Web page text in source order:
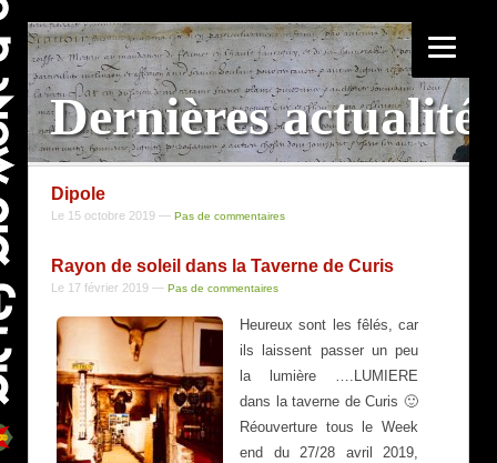
Dernières actualités
Dipole
Le 15 octobre 2019 — Pas de commentaires
Rayon de soleil dans la Taverne de Curis
Le 17 février 2019 — Pas de commentaires
Heureux sont les fêlés, car
ils laissent passer un peu
la lumière ….LUMIERE
dans la taverne de Curis 🙂
Réouverture tous le Week
end du 27/28 avril 2019,